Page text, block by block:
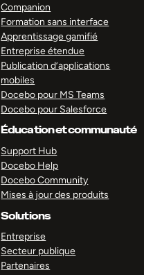
Companion
Formation sans interface
Apprentissage gamifié
Entreprise étendue
Publication d’applications
mobiles
Docebo pour MS Teams
Docebo pour Salesforce
Éducation et communauté
Support Hub
Docebo Help
Docebo Community
Mises à jour des produits
Solutions
Entreprise
Secteur publique
Partenaires